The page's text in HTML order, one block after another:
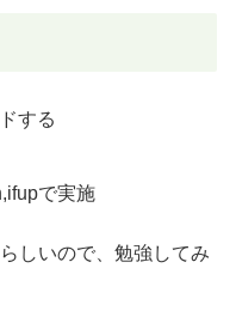
する
で実施
しいので、勉強してみ